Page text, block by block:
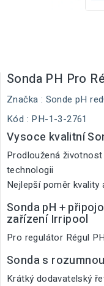
Sonda PH Pro
Značka : Sonde pH
Kód : PH-1-3-2761
Vysoce kvalitní
Prodloužená
technologii
Nejlepší poměr kvality
Sonda pH +
zařízení Irripool
Pro regulátor Régul
Sonda s
Krátký dodavatelský